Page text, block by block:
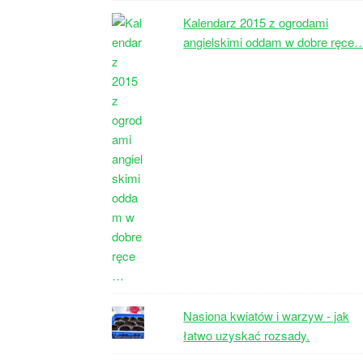
Kalendarz 2015 z ogrodami
angielskimi oddam w dobre
Nasiona kwiatów i warzyw - jak
łatwo uzyskać rozsady.